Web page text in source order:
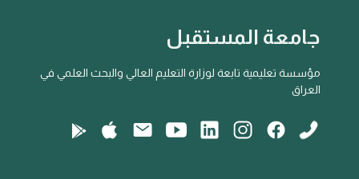
جامعة المستقبل
مؤسسة تعليمية تابعة لوزارة التعليم العالي والبحث العلمي في
العراق